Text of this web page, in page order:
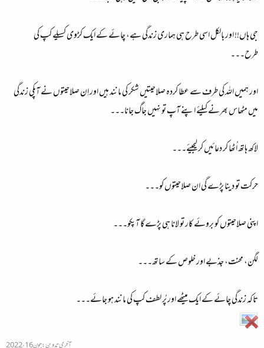
جی ہاں!! اور بالکل اسی طرح ہی ہماری زندگی ہے، چائے کے ایک کڑوی کسیلے کپ کی
طرح۔۔۔
اور ہمیں اللہ کی طرف سے عطا کردہ صلاحیتیں شکر کی مانند ہیں اور اِن صلاحیتوں نے آپکی زندگی
میں مٹھاس بھرنے کیلئے اپنے آپ تو نہیں جاگ جانا۔۔۔
لاکھ ہاتھ اُٹھا کر دعائیں کر لیجیئے۔۔۔
حرکت تو دینا پڑے گی ان صلاحیتوں کو۔۔۔
اپنی صلاحیتوں کو بروئے کار تو لانا ہی پڑے گا آپکو۔۔۔
لگن، محنت، جذبے اور خلوص کے ساتھ۔۔۔
تاکہ زندگی چائے کے ایک میٹھے اور پُر لطف کپ کی مانند ہو جائے۔۔۔